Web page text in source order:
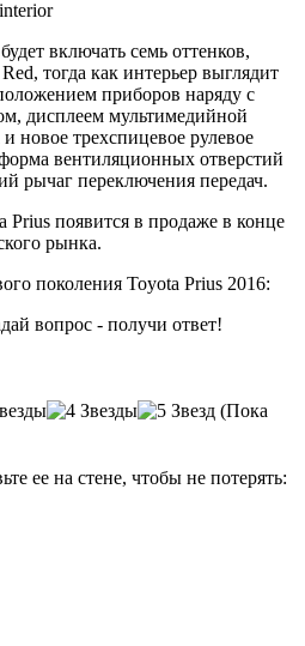
включать семь оттенков,
тогда как интерьер выглядит
приборов наряду с
дисплеем мультимедийной
новое трехспицевое рулевое
вентиляционных отверстий
рычаг переключения передач.
Prius появится в продаже в конце
рынка.
поколения Toyota Prius 2016:
вопрос - получи ответ!
(Пока
ее на стене, чтобы не потерять: